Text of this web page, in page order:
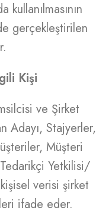
kullanılmasının
gerçekleştirilen
Kişi
ve Şirket
Adayı, Stajyerler,
Müşteri
Yetkilisi/
verisi şirket
ifade eder.